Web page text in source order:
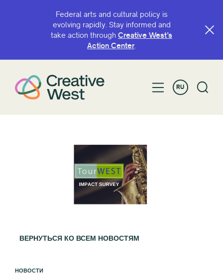
Federal arts and cultural policy is
evolving rapidly. Stay informed and
take action through Creative West’s
Action Center.
RU
ВЕРНУТЬСЯ КО ВСЕМ НОВОСТЯМ
НОВОСТИ